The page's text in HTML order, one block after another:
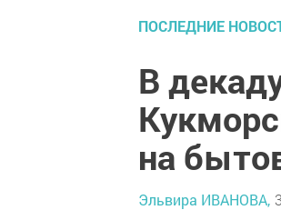
ПОСЛЕДНИЕ
В
на
Эльвира ИВАНОВА,